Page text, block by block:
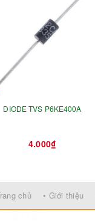
DIODE TVS P6KE400A
4.000₫
chủ • Giới thiệu